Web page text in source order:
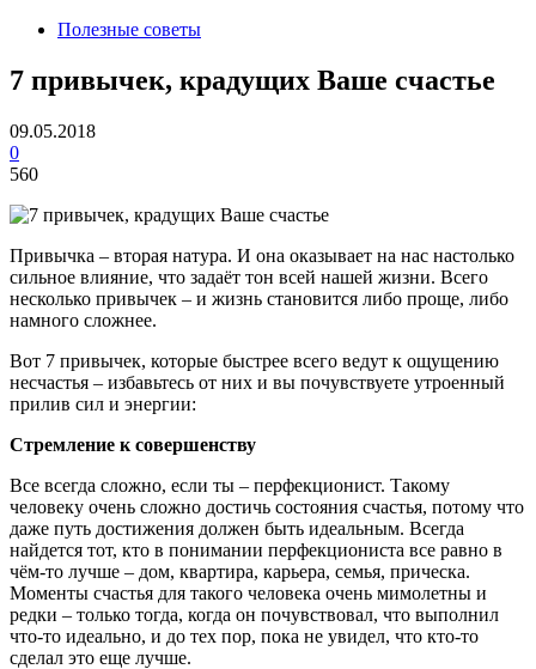
Полезные советы
7 привычек, крадущих Ваше счастье
09.05.2018
0
560
Привычка – вторая натура. И она оказывает на нас настолько
сильное влияние, что задаёт тон всей нашей жизни. Всего
несколько привычек – и жизнь становится либо проще, либо
намного сложнее.
Вот 7 привычек, которые быстрее всего ведут к ощущению
несчастья – избавьтесь от них и вы почувствуете утроенный
прилив сил и энергии:
Стремление к совершенству
Все всегда сложно, если ты – перфекционист. Такому
человеку очень сложно достичь состояния счастья, потому что
даже путь достижения должен быть идеальным. Всегда
найдется тот, кто в понимании перфекциониста все равно в
чём-то лучше – дом, квартира, карьера, семья, прическа.
Моменты счастья для такого человека очень мимолетны и
редки – только тогда, когда он почувствовал, что выполнил
что-то идеально, и до тех пор, пока не увидел, что кто-то
сделал это еще лучше.